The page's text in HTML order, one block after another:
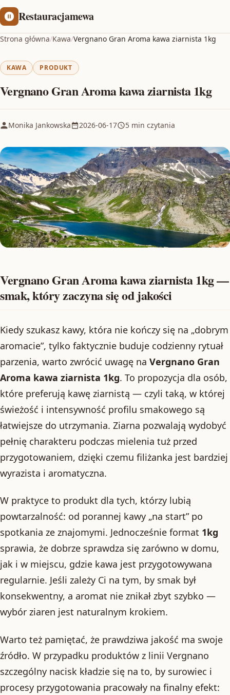
Restauracjamewa
Strona główna/Kawa/Vergnano Gran Aroma kawa ziarnista 1kg
KAWA PRODUKT
Vergnano Gran Aroma kawa ziarnista 1kg
Monika Jankowska 2026-06-17 5 min czytania
Vergnano Gran Aroma kawa ziarnista 1kg —
smak, który zaczyna się od jakości
Kiedy szukasz kawy, która nie kończy się na „dobrym
aromacie”, tylko faktycznie buduje codzienny rytuał
parzenia, warto zwrócić uwagę na Vergnano Gran
Aroma kawa ziarnista 1kg. To propozycja dla osób,
które preferują kawę ziarnistą — czyli taką, w której
świeżość i intensywność profilu smakowego są
łatwiejsze do utrzymania. Ziarna pozwalają wydobyć
pełnię charakteru podczas mielenia tuż przed
przygotowaniem, dzięki czemu filiżanka jest bardziej
wyrazista i aromatyczna.
W praktyce to produkt dla tych, którzy lubią
powtarzalność: od porannej kawy „na start” po
spotkania ze znajomymi. Jednocześnie format 1kg
sprawia, że dobrze sprawdza się zarówno w domu,
jak i w miejscu, gdzie kawa jest przygotowywana
regularnie. Jeśli zależy Ci na tym, by smak był
konsekwentny, a aromat nie znikał zbyt szybko —
wybór ziaren jest naturalnym krokiem.
Warto też pamiętać, że prawdziwa jakość ma swoje
źródło. W przypadku produktów z linii Vergnano
szczególny nacisk kładzie się na to, by surowiec i
procesy przygotowania pracowały na finalny efekt: